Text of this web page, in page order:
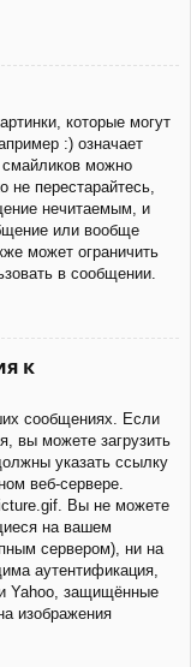
которые могут
:) означает
смайликов можно
не перестарайтесь,
нечитаемым, и
или вообще
может ограничить
в сообщении.
к
сообщениях. Если
вы можете загрузить
указать ссылку
веб-сервере.
Вы не можете
на вашем
сервером), ни на
аутентификация,
Yahoo, защищённые
изображения